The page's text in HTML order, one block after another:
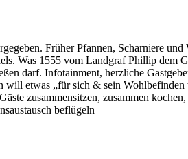
Früher Pfannen, Scharniere
Was 1555 vom Landgraf Phillip dem
darf. Infotainment, herzliche
etwas „für sich & sein
zusammensitzen, zusammen
beflügeln